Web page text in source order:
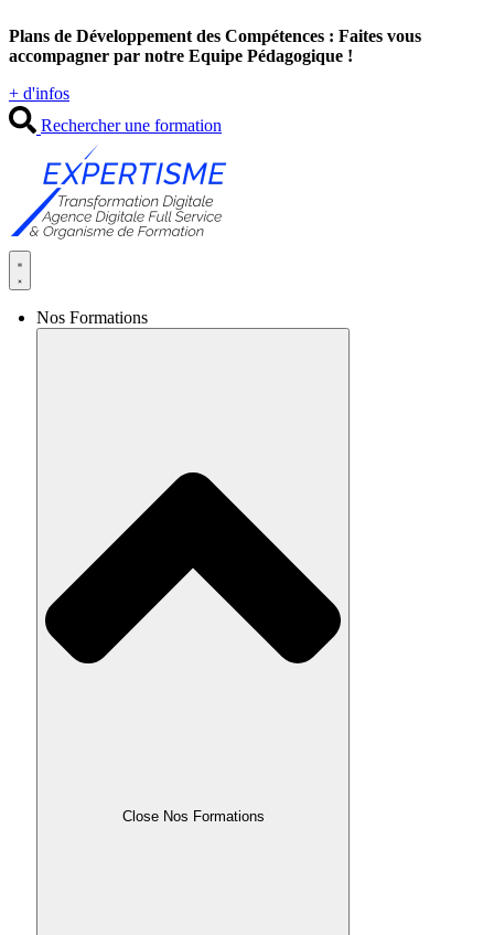
au
contenu
Plans de Développement des Compétences : Faites vous
accompagner par notre Equipe Pédagogique !
+ d'infos
Rechercher une formation
Nos Formations
Close Nos Formations